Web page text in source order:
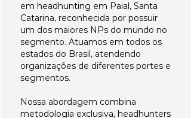
em headhunting em Paial, Santa
Catarina, reconhecida por possuir
um dos maiores NPs do mundo no
segmento. Atuamos em todos os
estados do Brasil, atendendo
organizações de diferentes portes e
segmentos.
Nossa abordagem combina
metodologia exclusiva, headhunters